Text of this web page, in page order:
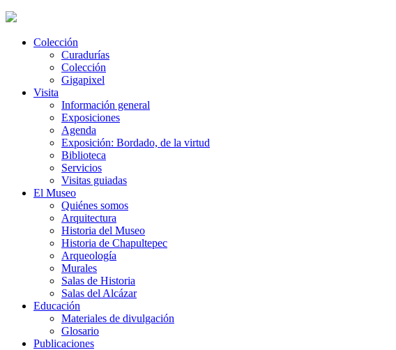
Colección
Curadurías
Colección
Gigapixel
Visita
Información general
Exposiciones
Agenda
Exposición: Bordado, de la virtud
Biblioteca
Servicios
Visitas guiadas
El Museo
Quiénes somos
Arquitectura
Historia del Museo
Historia de Chapultepec
Arqueología
Murales
Salas de Historia
Salas del Alcázar
Educación
Materiales de divulgación
Glosario
Publicaciones